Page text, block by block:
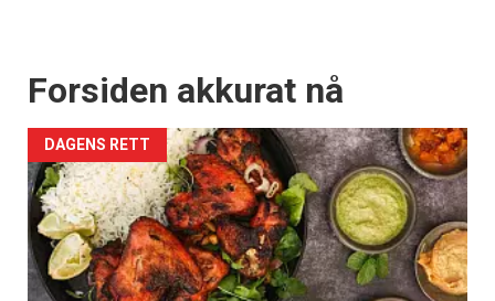
Forsiden akkurat nå
DAGENS RETT